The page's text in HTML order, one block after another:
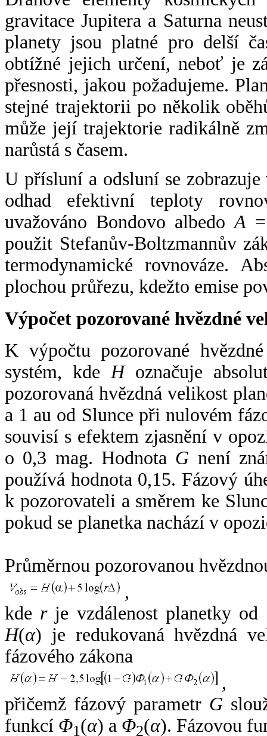
gravitace Jupitera a Saturna
planety jsou platné pro delší
obtížné jejich určení, neboť je
přesnosti, jakou požadujeme.
stejné trajektorii po několik
může její trajektorie radikálně
narůstá s časem.
U přísluní a odsluní se
odhad efektivní teploty
uvažováno Bondovo albedoA
použit Stefanův-Boltzmannův
termodynamické rovnováze.
plochou průřezu, kdežto emise
Výpočet pozorované hvězdné
K výpočtu pozorované
systém, kde Hoznačuje
pozorovaná hvězdná velikost
a 1 au od Slunce při nulovém
souvisí s efektem zjasnění v
o 0,3 mag. Hodnota G není
používá hodnota 0,15. Fázový
k pozorovateli a směrem ke
pokud se planetka nachází v
Průměrnou pozorovanou
,
kde rje vzdálenost planetky od
H(α) je redukovaná hvězdná
fázového zákona
,
přičemž fázový parametr G
funkcí Φ1(α) a Φ2(α). Fázovou